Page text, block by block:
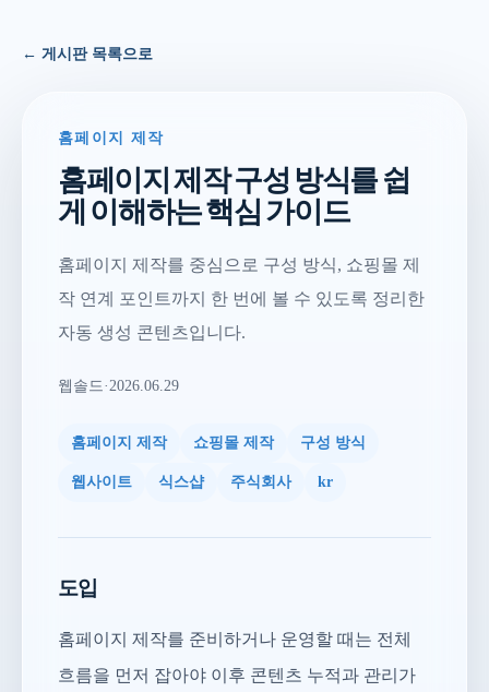
← 게시판 목록으로
홈페이지 제작
홈페이지 제작 구성 방식를 쉽
게 이해하는 핵심 가이드
홈페이지 제작를 중심으로 구성 방식, 쇼핑몰 제
작 연계 포인트까지 한 번에 볼 수 있도록 정리한
자동 생성 콘텐츠입니다.
웹솔드·2026.06.29
홈페이지 제작 쇼핑몰 제작 구성 방식
웹사이트 식스샵 주식회사 kr
도입
홈페이지 제작를 준비하거나 운영할 때는 전체
흐름을 먼저 잡아야 이후 콘텐츠 누적과 관리가